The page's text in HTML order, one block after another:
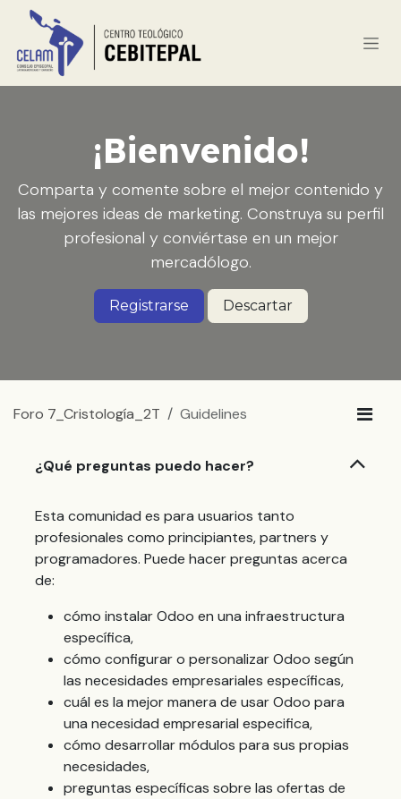
Skip to Content
¡Bienvenido!
Comparta y comente sobre el mejor contenido y
las mejores ideas de marketing. Construya su perfil
profesional y conviértase en un mejor
mercadólogo.
Registrarse Descartar
Foro 7_Cristología_2T Guidelines
¿Qué preguntas puedo hacer?
Esta comunidad es para usuarios tanto
profesionales como principiantes, partners y
programadores. Puede hacer preguntas acerca
de:
cómo instalar Odoo en una infraestructura
específica,
cómo configurar o personalizar Odoo según
las necesidades empresariales específicas,
cuál es la mejor manera de usar Odoo para
una necesidad empresarial especifica,
cómo desarrollar módulos para sus propias
necesidades,
preguntas específicas sobre las ofertas de